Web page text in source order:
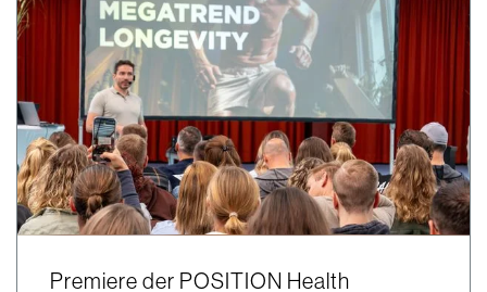
Premiere der POSITION Health